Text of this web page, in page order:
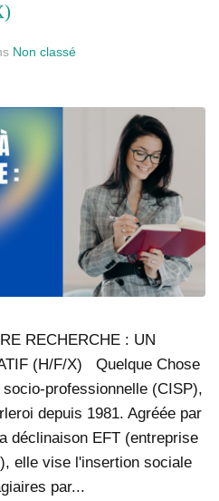
Non classé
RECHERCHE : UN
(H/F/X) Quelque Chose
professionnelle (CISP),
depuis 1981. Agréée par
déclinaison EFT (entreprise
elle vise l'insertion sociale
par...